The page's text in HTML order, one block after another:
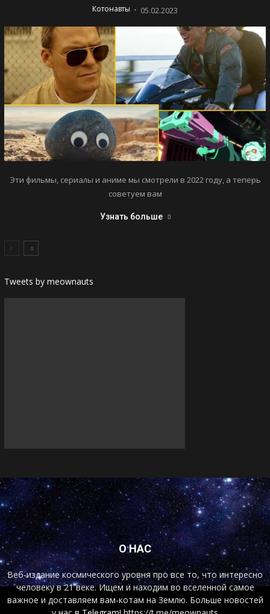
Котонавты - 05.02.2023
Эти фильмы, сериалы и аниме мы смотрели в 2022 году, а теперь
советуем вам
Узнать больше
Tweets by meownauts
О НАС
Веб-издание космического уровня про все то, что интересно
человеку в 21 веке. Ищем и находим во вселенной самое
важное и доставляем вам-котам на Землю. Больше новостей